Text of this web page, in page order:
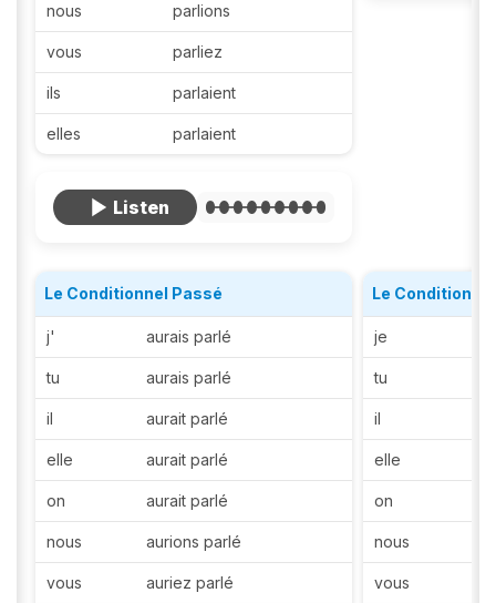
nous parlions
vous parliez
ils parlaient
elles parlaient
Le Conditionnel Passé
j' aurais parlé
tu aurais parlé
il aurait parlé
elle aurait parlé
on aurait parlé
nous aurions parlé
vous auriez parlé
Le
je
tu
il
elle
on
nous
vous